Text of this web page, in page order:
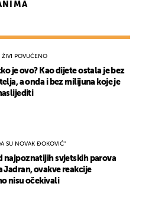
ŽIVI POVUČENO
je ovo? Kao dijete ostala je bez
a onda i bez milijuna koje je
SU NOVAK ĐOKOVIĆ"
najpoznatijih svjetskih parova
Jadran, ovakve reakcije
nisu očekivali